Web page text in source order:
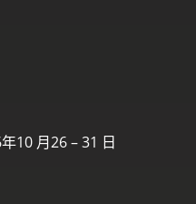
10 月26 – 31 日